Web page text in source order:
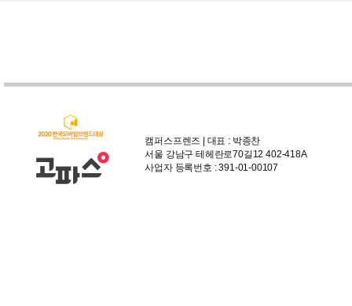
캠퍼스프렌즈 | 대표 : 박종찬
서울 강남구 테헤란로70길12 402-418A
사업자 등록번호 : 391-01-00107